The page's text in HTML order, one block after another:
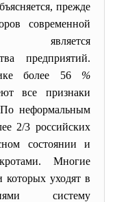
прежде
современной
является
предприятий.
более 56 %
все признаки
По неформальным
2/3 российских
состоянии и
Многие
которых уходят в
систему